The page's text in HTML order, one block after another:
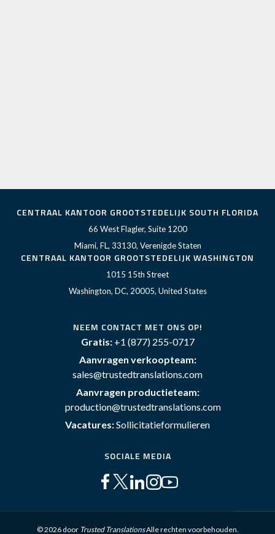
CENTRAAL KANTOOR GROOTSTEDELIJK SOUTH FLORIDA
66 West Flagler, Suite 1200
Miami, FL, 33130, Verenigde Staten
CENTRAAL KANTOOR GROOTSTEDELIJK WASHINGTON
1015 15th Street
Washington, DC, 20005, United States
NEEM CONTACT MET ONS OP!
Gratis: +1 (877) 255-0717
Aanvragen verkoopteam:
sales@trustedtranslations.com
Aanvragen productieteam:
production@trustedtranslations.com
Vacatures:Sollicitatieformulieren
SOCIALE MEDIA
© 2026 door Trusted TranslationsAlle rechten voorbehouden.